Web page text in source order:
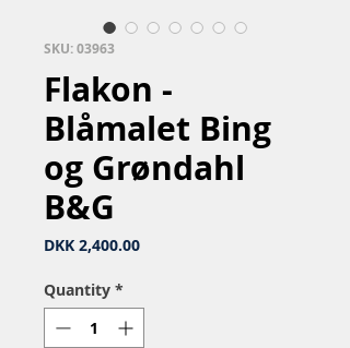
SKU: 03963
Flakon -
Blåmalet Bing
og Grøndahl
B&G
DKK 2,400.00Price
Quantity *